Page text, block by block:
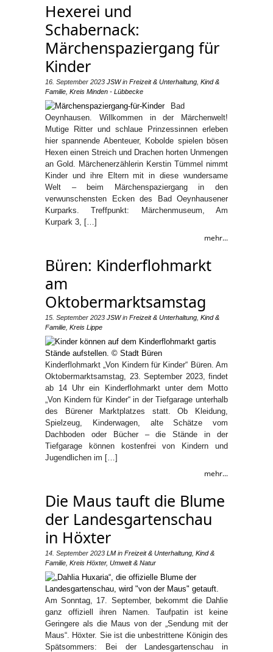
Hexerei und
Schabernack:
Märchenspaziergang für
Kinder
16. September 2023 JSWin Freizeit & Unterhaltung Kind &
Familie Kreis Minden - Lübbecke
Bad
Oeynhausen. Willkommen in der Märchenwelt!
Mutige Ritter und schlaue Prinzessinnen erleben
hier spannende Abenteuer, Kobolde spielen bösen
Hexen einen Streich und Drachen horten Unmengen
an Gold. Märchenerzählerin Kerstin Tümmel nimmt
Kinder und ihre Eltern mit in diese wundersame
Welt – beim Märchenspaziergang in den
verwunschensten Ecken des Bad Oeynhausener
Kurparks. Treffpunkt: Märchenmuseum, Am
Kurpark 3, […]
mehr...
Büren: Kinderflohmarkt
am
Oktobermarktsamstag
15. September 2023 JSWin Freizeit & Unterhaltung Kind &
Familie Kreis Lippe
Kinderflohmarkt „Von Kindern für Kinder“ Büren. Am
Oktobermarktsamstag, 23. September 2023, findet
ab 14 Uhr ein Kinderflohmarkt unter dem Motto
„Von Kindern für Kinder“ in der Tiefgarage unterhalb
des Bürener Marktplatzes statt. Ob Kleidung,
Spielzeug, Kinderwagen, alte Schätze vom
Dachboden oder Bücher – die Stände in der
Tiefgarage können kostenfrei von Kindern und
Jugendlichen im […]
mehr...
Die Maus tauft die Blume
der Landesgartenschau
in Höxter
14. September 2023 LM in Freizeit & Unterhaltung Kind &
Familie Kreis Höxter, Umwelt & Natur
Am Sonntag, 17. September, bekommt die Dahlie
ganz offiziell ihren Namen. Taufpatin ist keine
Geringere als die Maus von der „Sendung mit der
Maus“. Höxter. Sie ist die unbestrittene Königin des
Spätsommers: Bei der Landesgartenschau in